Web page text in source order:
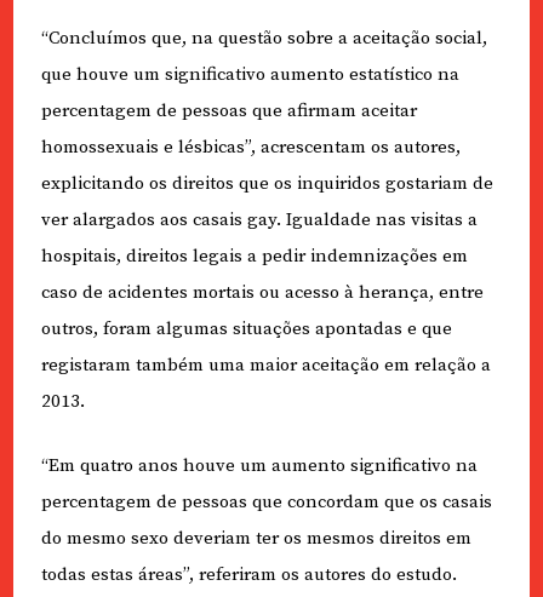
“Concluímos que, na questão sobre a aceitação social,
que houve um significativo aumento estatístico na
percentagem de pessoas que afirmam aceitar
homossexuais e lésbicas”, acrescentam os autores,
explicitando os direitos que os inquiridos gostariam de
ver alargados aos casais gay. Igualdade nas visitas a
hospitais, direitos legais a pedir indemnizações em
caso de acidentes mortais ou acesso à herança, entre
outros, foram algumas situações apontadas e que
registaram também uma maior aceitação em relação a
2013.
“Em quatro anos houve um aumento significativo na
percentagem de pessoas que concordam que os casais
do mesmo sexo deveriam ter os mesmos direitos em
todas estas áreas”, referiram os autores do estudo.